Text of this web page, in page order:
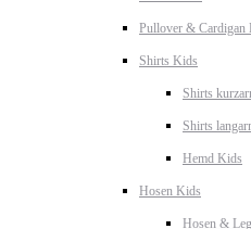
Pullover & Cardigan
Shirts Kids
Shirts
Shirts
Hemd Kids
Hosen Kids
Hosen &